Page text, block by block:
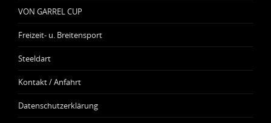
VON GARREL CUP
Freizeit- u. Breitensport
Steeldart
Kontakt / Anfahrt
Datenschutzerklärung